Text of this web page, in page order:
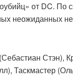
от DC. По
неожиданных
Стэн),
Таскмастер